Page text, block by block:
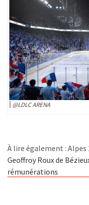
@LDLC ARENA
À lire également : Alpes
Geoffroy Roux de
rémunérations